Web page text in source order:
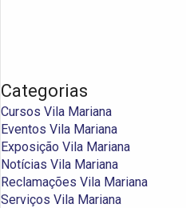
Categorias
Cursos Vila Mariana
Eventos Vila Mariana
Exposição Vila Mariana
Notícias Vila Mariana
Reclamações Vila Mariana
Serviços Vila Mariana